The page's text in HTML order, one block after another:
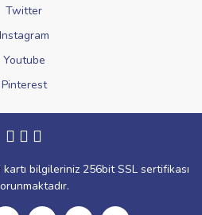
Twitter
Instagram
Youtube
Pinterest
kartı bilgileriniz 256bit SSL sertifikası